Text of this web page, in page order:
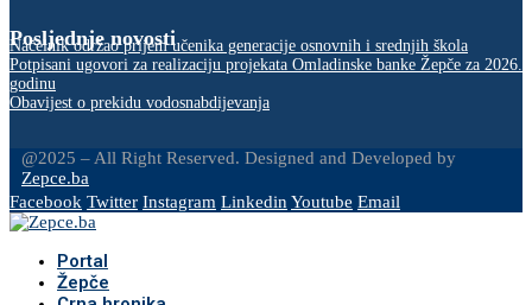
Posljednje novosti
Načelnik održao prijem učenika generacije osnovnih i srednjih škola
Potpisani ugovori za realizaciju projekata Omladinske banke Žepče za 2026.
godinu
Obavijest o prekidu vodosnabdijevanja
@2025 – All Right Reserved. Designed and Developed by
Zepce.ba
Facebook Twitter Instagram LinkedinYoutube Email
Portal
Žepče